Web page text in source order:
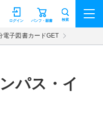
パンフ・願書
ログイン 検索
電子図書カードGET
パス・イ